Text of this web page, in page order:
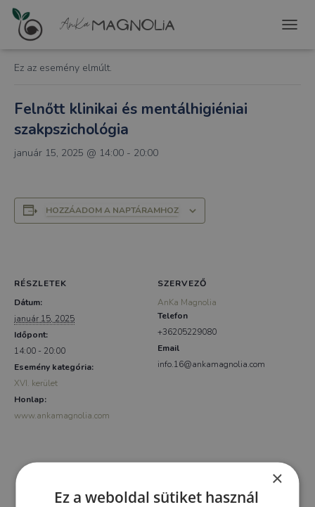
« Összes Események
Ez az esemény elmúlt.
Felnőtt klinikai és mentálhigiéniai
szakpszichológia
január 15, 2025 @ 14:00 - 20:00
HOZZÁADOM A NAPTÁRAMHOZ
RÉSZLETEK
Dátum:
január 15, 2025
Időpont:
14:00 - 20:00
Esemény kategória:
XVI. kerület
Honlap:
www.ankamagnolia.com
SZERVEZŐ
AnKa Magnolia
Telefon
+36205229080
Email
info.16@ankamagnolia.com
×
Ez a weboldal sütiket használ